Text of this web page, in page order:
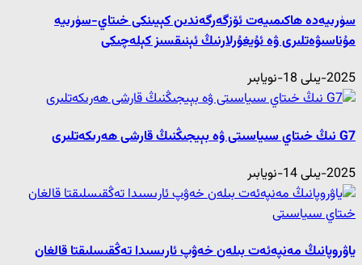
سۈرىيەدە ھاكىمىيەت ئۆزگەرگەندىن كېيىنكى خىتاي-سۈرىيە
مۇناسىۋەتلىرى ۋە ئۇيغۇرلارنىڭ ئېنىقسىز كېلەچىكى
2025-يىلى 18-نويابىر
G7 نىڭ خىتاي سىياسىتى ۋە بېيجىڭنىڭ قارشى ھەرىكەتلىرى
2025-يىلى 14-نويابىر
ياۋروپانىڭ مەنپەئەت بىلەن خەۋپ ئارىسىدا تەڭقىسلىقتا قالغان